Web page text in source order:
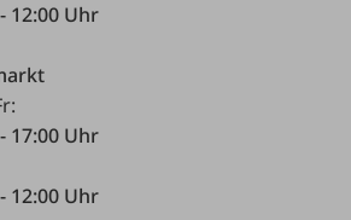
12:00 Uhr
17:00 Uhr
12:00 Uhr